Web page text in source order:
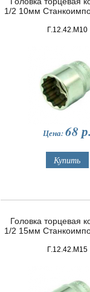
1/2 10мм
Г.12.42.М10
Цена:68
Головка торцевая
1/2 15мм
Г.12.42.М15